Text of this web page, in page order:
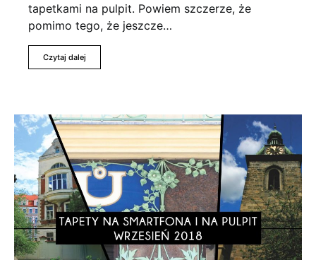
tapetkami na pulpit. Powiem szczerze, że
pomimo tego, że jeszcze…
Czytaj dalej